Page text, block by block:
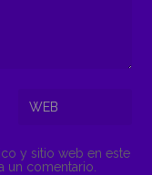
y sitio web en este
un comentario.